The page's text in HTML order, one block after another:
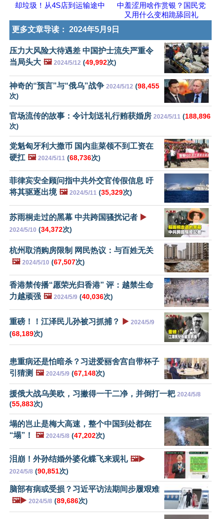
却垃圾！从4S店到运输途中
中羞涩用啥作赏银？国民党
又用什么变相跪舔回礼
更多文章导读： 2024年5月9日
压力大风险大待遇差 中国护士流失严重令
当局头大 🖼️ 2024/5/12 (49,992次)
神奇的“预言”与“俄乌”战争 2024/5/12 (98,455
次)
官场流传的故事：令计划送礼行贿获婚房 2024/5/11 (188,896
次)
党魁匈牙利大撒币 国内韭菜领不到工资在
硬扛 🖼️ 2024/5/11 (68,736次)
菲律宾安全顾问指中共外交官传假信息 吁
将其驱逐出境 🖼️ 2024/5/11 (35,329次)
苏雨桐走过的黑幕 中共跨国骚扰记者 ▶️
2024/5/10 (34,372次)
杭州取消购房限制 网民热议：与百姓无关
🖼️ 2024/5/10 (67,507次)
香港禁传播“愿荣光归香港” 评：越禁生命
力越顽强 🖼️ 2024/5/9 (40,036次)
重磅！！江泽民儿孙被习抓捕？ ▶️ 2024/5/9
(68,189次)
患重病还是怕暗杀？习进爱丽舍宫自带杯子
引猜测 🖼️ 2024/5/9 (67,148次)
援俄大战乌美欧，习撇得一干二净，并倒打一耙 2024/5/8
(55,883次)
塌的岂止是梅大高速，整个中国到处都在
“塌”！
🖼️ 2024/5/8 (47,202次)
泪崩！外孙结婚外婆化蝶飞来观礼 🖼️▶️
2024/5/8 (90,851次)
脑部有病或受损？习近平访法期间步履艰难
🖼️▶️ 2024/5/8 (89,686次)